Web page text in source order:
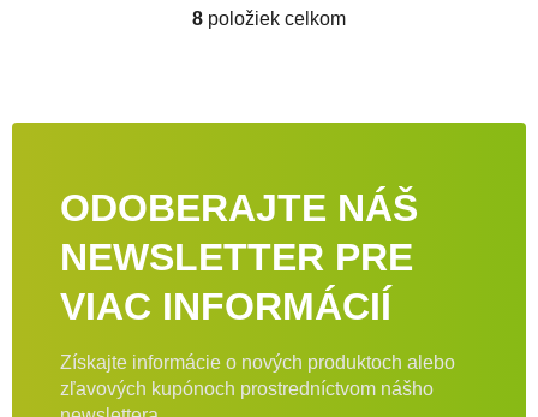
Ovládacie prvky výpisu
8 položiek celkom
ODOBERAJTE NÁŠ
NEWSLETTER PRE
VIAC INFORMÁCIÍ
Získajte informácie o nových produktoch alebo
zľavových kupónoch prostredníctvom nášho